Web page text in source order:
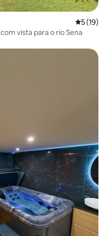
5 de uma
5 (19)
vista para o rio Sena
hóspedes